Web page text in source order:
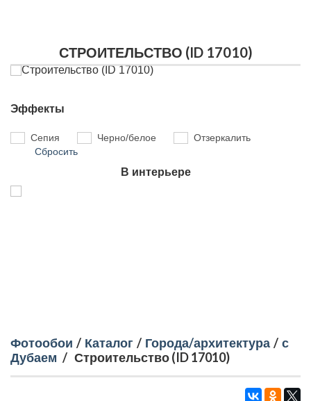
СТРОИТЕЛЬСТВО (ID 17010)
Эффекты
Сепия Черно/белое
Отзеркалить
Сбросить
В интерьере
Фотообои / Каталог / Города/архитектура / с
Дубаем / Строительство (ID 17010)